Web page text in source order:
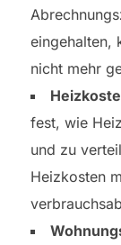
eingehalten,
nicht mehr
fest, wie
und zu
Heizkosten